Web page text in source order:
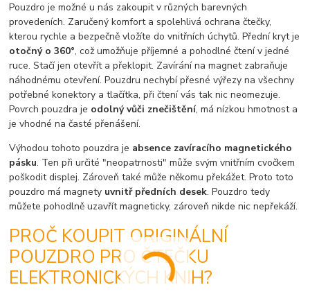
Pouzdro je možné u nás zakoupit v různých barevných
provedeních. Zaručený komfort a spolehlivá ochrana čtečky,
kterou rychle a bezpečně vložíte do vnitřních úchytů. Přední kryt je
otočný o 360°, což umožňuje příjemné a pohodlné čtení v jedné
ruce. Stačí jen otevřít a překlopit. Zavírání na magnet zabraňuje
náhodnému otevření. Pouzdru nechybí přesné výřezy na všechny
potřebné konektory a tlačítka, při čtení vás tak nic neomezuje.
Povrch pouzdra je odolný vůči znečištění, má nízkou hmotnost a
je vhodné na časté přenášení.
Výhodou tohoto pouzdra je absence zavíracího magnetického
pásku. Ten při určité "neopatrnosti" může svým vnitřním cvočkem
poškodit displej. Zároveň také může někomu překážet. Proto toto
pouzdro má magnety uvnitř předních desek. Pouzdro tedy
můžete pohodlně uzavřít magneticky, zároveň nikde nic nepřekáží.
PROČ KOUPIT ORIGINÁLNÍ
POUZDRO PRO ČTEČKU
ELEKTRONICKÝCH KNIH?